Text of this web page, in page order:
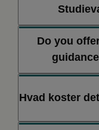
Alle med
efteruddannelse
Do you
Yes, you are
us if you are
want to know
Hvad koster